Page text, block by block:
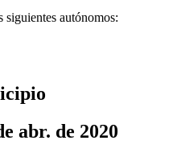
autónomos:
abr. de 2020